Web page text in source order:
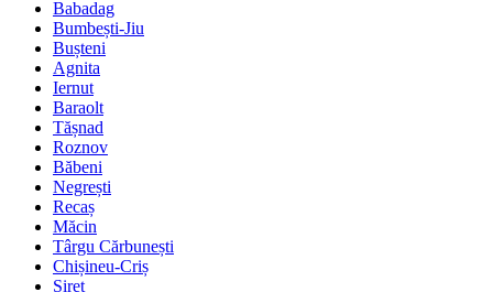
Babadag
Bumbești-Jiu
Bușteni
Agnita
Iernut
Baraolt
Tășnad
Roznov
Băbeni
Negrești
Recaș
Măcin
Târgu Cărbunești
Chișineu-Criș
Siret